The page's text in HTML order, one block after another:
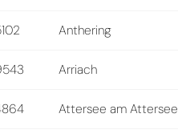
Anthering
Arriach
Attersee am Attersee